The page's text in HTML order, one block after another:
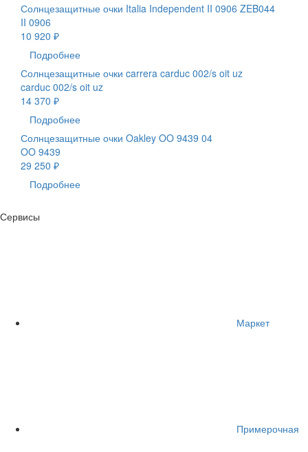
Солнцезащитные очки Italia Independent II 0906 ZEB044
II 0906
10 920 ₽
Подробнее
Солнцезащитные очки carrera carduc 002/s oit uz
carduc 002/s oit uz
14 370 ₽
Подробнее
Солнцезащитные очки Oakley OO 9439 04
OO 9439
29 250 ₽
Подробнее
Сервисы
Маркет
Примерочная